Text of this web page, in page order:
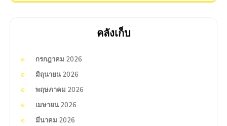
คลังเก็บ
กรกฎาคม 2026
มิถุนายน 2026
พฤษภาคม 2026
เมษายน 2026
มีนาคม 2026